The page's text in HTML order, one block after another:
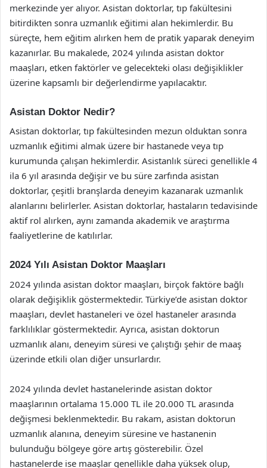
merkezinde yer alıyor. Asistan doktorlar, tıp fakültesini
bitirdikten sonra uzmanlık eğitimi alan hekimlerdir. Bu
süreçte, hem eğitim alırken hem de pratik yaparak deneyim
kazanırlar. Bu makalede, 2024 yılında asistan doktor
maaşları, etken faktörler ve gelecekteki olası değişiklikler
üzerine kapsamlı bir değerlendirme yapılacaktır.
Asistan Doktor Nedir?
Asistan doktorlar, tıp fakültesinden mezun olduktan sonra
uzmanlık eğitimi almak üzere bir hastanede veya tıp
kurumunda çalışan hekimlerdir. Asistanlık süreci genellikle 4
ila 6 yıl arasında değişir ve bu süre zarfında asistan
doktorlar, çeşitli branşlarda deneyim kazanarak uzmanlık
alanlarını belirlerler. Asistan doktorlar, hastaların tedavisinde
aktif rol alırken, aynı zamanda akademik ve araştırma
faaliyetlerine de katılırlar.
2024 Yılı Asistan Doktor Maaşları
2024 yılında asistan doktor maaşları, birçok faktöre bağlı
olarak değişiklik göstermektedir. Türkiye’de asistan doktor
maaşları, devlet hastaneleri ve özel hastaneler arasında
farklılıklar göstermektedir. Ayrıca, asistan doktorun
uzmanlık alanı, deneyim süresi ve çalıştığı şehir de maaş
üzerinde etkili olan diğer unsurlardır.
2024 yılında devlet hastanelerinde asistan doktor
maaşlarının ortalama 15.000 TL ile 20.000 TL arasında
değişmesi beklenmektedir. Bu rakam, asistan doktorun
uzmanlık alanına, deneyim süresine ve hastanenin
bulunduğu bölgeye göre artış gösterebilir. Özel
hastanelerde ise maaşlar genellikle daha yüksek olup,